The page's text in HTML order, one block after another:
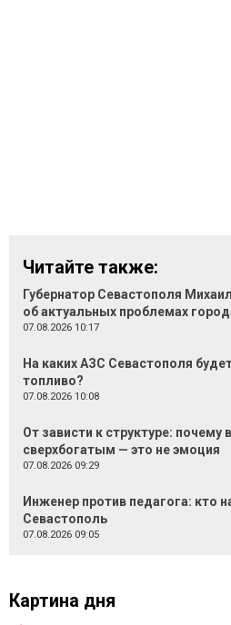
Читайте также:
Губернатор Севастополя
об актуальных проблемах
07.08.2026 10:17
На каких АЗС Севастополя
топливо?
07.08.2026 10:08
От зависти к структуре: почему
сверхбогатым — это не эмоция
07.08.2026 09:29
Инженер против педагога: кто
Севастополь
07.08.2026 09:05
Картина дня